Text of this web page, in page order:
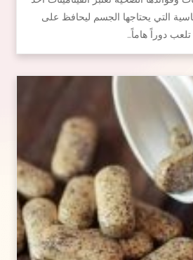
التي يحتاجها الجسم ليحافظ على
دوراً هاماً…